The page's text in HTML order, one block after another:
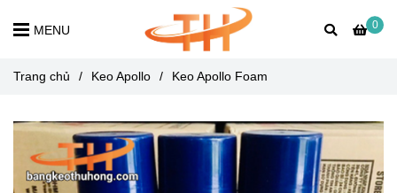
0
MENU
Trang chủ / Keo Apollo / Keo Apollo Foam